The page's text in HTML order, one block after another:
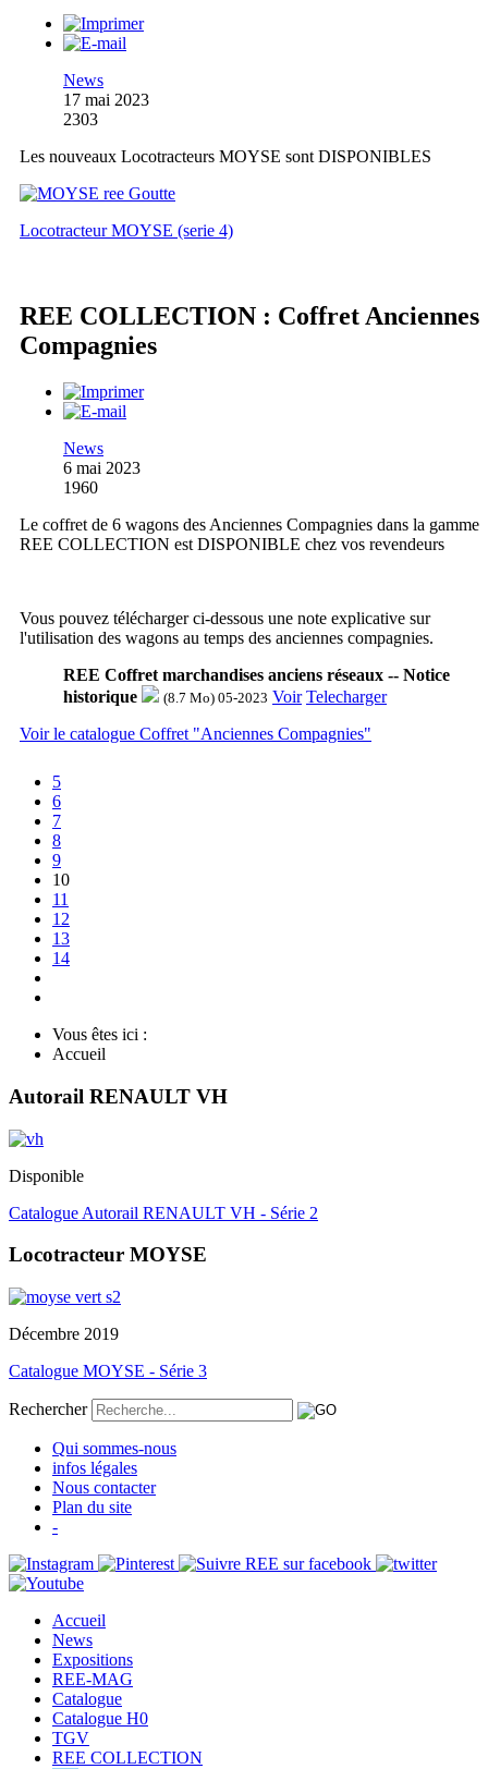
News
17 mai 2023
2303
Les nouveaux Locotracteurs MOYSE sont DISPONIBLES
Locotracteur MOYSE (serie 4)
REE COLLECTION : Coffret Anciennes
Compagnies
News
6 mai 2023
1960
Le coffret de 6 wagons des Anciennes Compagnies dans la gamme
REE COLLECTION est DISPONIBLE chez vos revendeurs
Vous pouvez télécharger ci-dessous une note explicative sur
l'utilisation des wagons au temps des anciennes compagnies.
REE Coffret marchandises anciens réseaux -- Notice
historique
(8.7 Mo) 05-2023 Voir Telecharger
Voir le catalogue Coffret "Anciennes Compagnies"
5
6
7
8
9
10
11
12
13
14
Vous êtes ici :
Accueil
Autorail RENAULT VH
Disponible
Catalogue Autorail RENAULT VH - Série 2
Locotracteur MOYSE
Décembre 2019
Catalogue MOYSE - Série 3
Rechercher
Qui sommes-nous
infos légales
Nous contacter
Plan du site
-
Accueil
News
Expositions
REE-MAG
Catalogue
Catalogue H0
TGV
REE COLLECTION